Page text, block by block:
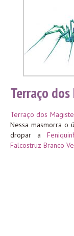
Terraço
Terraço dos
Nessa masmorra o
dropar a
Falcostruz Branco